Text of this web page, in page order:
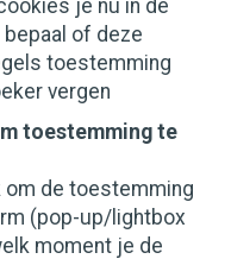
je nu in de
of deze
toestemming
vergen
toestemming te
om de toestemming
(pop-up/lightbox
moment je de